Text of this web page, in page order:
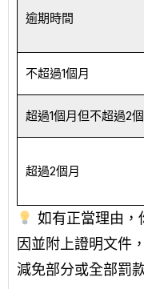
逾期時間
不超過1個月
超過1個月但不超過2
超過2個月
如有正當理由，
因並附上證明文件
減免部分或全部罰